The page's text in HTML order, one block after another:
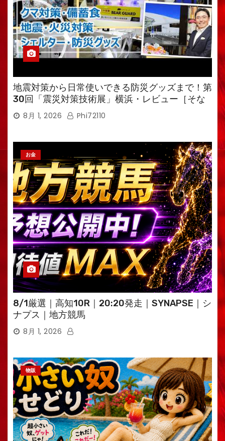
地震対策から日常使いできる防災グッズまで！第
30回「震災対策技術展」横浜・レビュー［そな
えるTV・高荷智也］
8月 1, 2026 Phi72110
お金
8/1厳選｜高知10R｜20:20発走｜SYNAPSE｜シ
ナプス｜地方競馬
8月 1, 2026
物販